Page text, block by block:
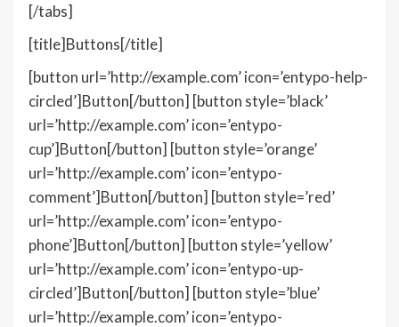
[/tabs]
[title]Buttons[/title]
[button url=’http://example.com’ icon=’entypo-help-
circled’]Button[/button] [button style=’black’
url=’http://example.com’ icon=’entypo-
cup’]Button[/button] [button style=’orange’
url=’http://example.com’ icon=’entypo-
comment’]Button[/button] [button style=’red’
url=’http://example.com’ icon=’entypo-
phone’]Button[/button] [button style=’yellow’
url=’http://example.com’ icon=’entypo-up-
circled’]Button[/button] [button style=’blue’
url=’http://example.com’ icon=’entypo-